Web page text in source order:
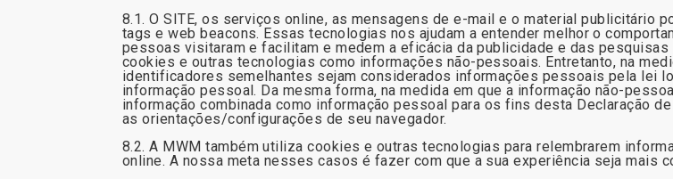
8.1. O SITE, os serviços online, as mensagens de e-mail e o material publicitário
tags e web beacons. Essas tecnologias nos ajudam a entender melhor o
pessoas visitaram e facilitam e medem a eficácia da publicidade e das
cookies e outras tecnologias como informações não-pessoais. Entretanto, na
identificadores semelhantes sejam considerados informações pessoais pela lei
informação pessoal. Da mesma forma, na medida em que a informação não-
informação combinada como informação pessoal para os fins desta Declaração
as orientações/configurações de seu navegador.
8.2. A MWM também utiliza cookies e outras tecnologias para relembrarem
online. A nossa meta nesses casos é fazer com que a sua experiência seja mais